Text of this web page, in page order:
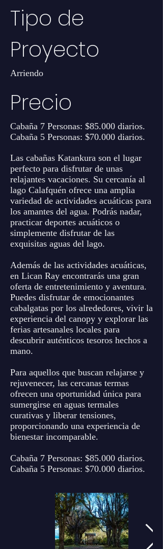
Tipo de
Proyecto
Arriendo
Precio
Cabaña 7 Personas: $85.000 diarios.
Cabaña 5 Personas: $70.000 diarios.
Las cabañas Katankura son el lugar
perfecto para disfrutar de unas
relajantes vacaciones. Su cercanía al
lago Calafquén ofrece una amplia
variedad de actividades acuáticas para
los amantes del agua. Podrás nadar,
practicar deportes acuáticos o
simplemente disfrutar de las
exquisitas aguas del lago.
Además de las actividades acuáticas,
en Lican Ray encontrarás una gran
oferta de entretenimiento y aventura.
Puedes disfrutar de emocionantes
cabalgatas por los alrededores, vivir la
experiencia del canopy y explorar las
ferias artesanales locales para
descubrir auténticos tesoros hechos a
mano.
Para aquellos que buscan relajarse y
rejuvenecer, las cercanas termas
ofrecen una oportunidad única para
sumergirse en aguas termales
curativas y liberar tensiones,
proporcionando una experiencia de
bienestar incomparable.
Cabaña 7 Personas: $85.000 diarios.
Cabaña 5 Personas: $70.000 diarios.